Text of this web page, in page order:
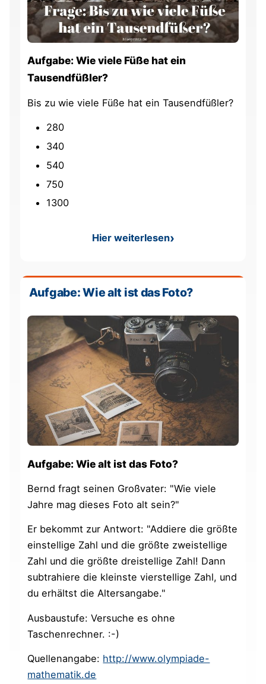
Aufgabe: Wie viele Füße hat ein
Tausendfüßler?
Bis zu wie viele Füße hat ein Tausendfüßler?
280
340
540
750
1300
Hier weiterlesen: Aufgabe: Wie viele Füße
Aufgabe: Wie alt ist das Foto?
Aufgabe: Wie alt ist das Foto?
Bernd fragt seinen Großvater: "Wie viele
Jahre mag dieses Foto alt sein?"
Er bekommt zur Antwort: "Addiere die größte
einstellige Zahl und die größte zweistellige
Zahl und die größte dreistellige Zahl! Dann
subtrahiere die kleinste vierstellige Zahl, und
du erhältst die Altersangabe."
Ausbaustufe: Versuche es ohne
Taschenrechner. :-)
Quellenangabe: http://www.olympiade-
mathematik.de